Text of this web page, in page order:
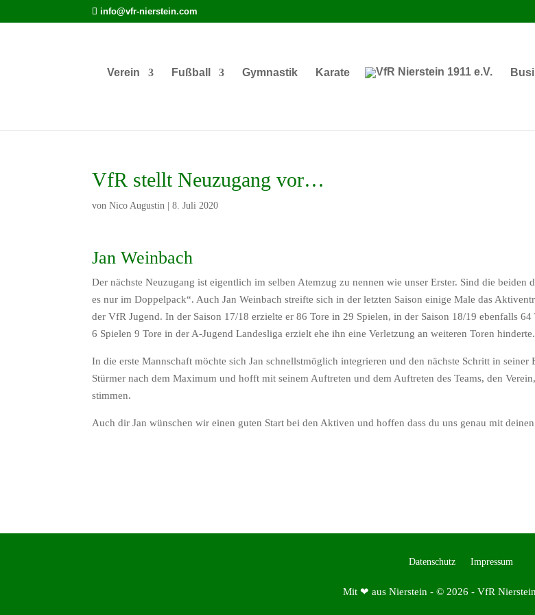
info@vfr-nierstein.com
Verein Fußball Gymnastik Karate
VfR stellt Neuzugang vor…
vonNico Augustin |8. Juli 2020
Jan Weinbach
Der nächste Neuzugang ist eigentlich im selben Atemzug zu nennen wie unser Erster. Sind die
es nur im Doppelpack“. Auch Jan Weinbach streifte sich in der letzten Saison einige Male das
der VfR Jugend. In der Saison 17/18 erzielte er 86 Tore in 29 Spielen, in der Saison 18/19 ebenfalls
6 Spielen 9 Tore in der A-Jugend Landesliga erzielt ehe ihn eine Verletzung an weiteren Toren hinderte.
In die erste Mannschaft möchte sich Jan schnellstmöglich integrieren und den nächste Schritt in
Stürmer nach dem Maximum und hofft mit seinem Auftreten und dem Auftreten des Teams, den
stimmen.
Auch dir Jan wünschen wir einen guten Start bei den Aktiven und hoffen dass du uns genau mit
Datenschutz Impressum
Mit ❤ aus Nierstein - © 2026 - VfR